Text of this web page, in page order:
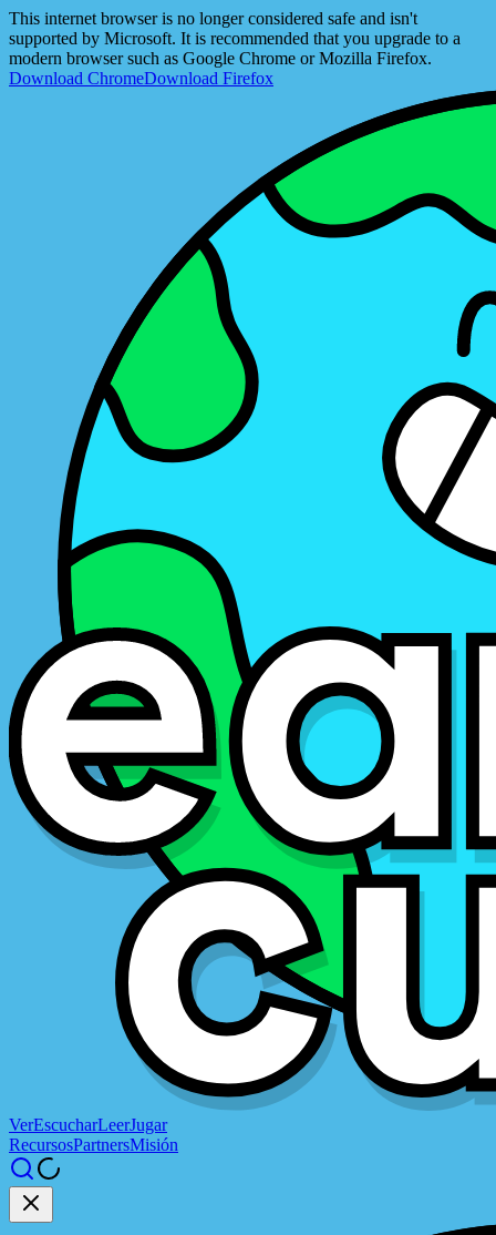
This internet browser is no longer considered safe and isn't
supported by Microsoft. It is recommended that you upgrade to a
modern browser such as Google Chrome or Mozilla Firefox.
Download ChromeDownload Firefox
VerEscucharLeerJugar
RecursosPartnersMisión